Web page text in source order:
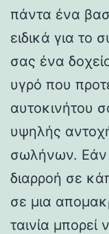
πάντα ένα
ειδικά για το
σας ένα
υγρό που
αυτοκινήτου
υψηλής
σωλήνων. Εάν
διαρροή σε
σε μια
ταινία μπορεί